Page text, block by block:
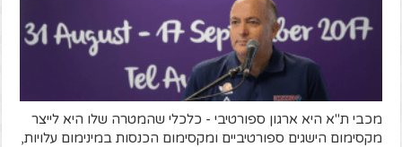
מכבי ת"א היא ארגון ספורטיבי - כלכלי שהמטרה שלו היא לייצר
מקסימום הישגים ספורטיביים ומקסימום הכנסות במינימום עלויות,